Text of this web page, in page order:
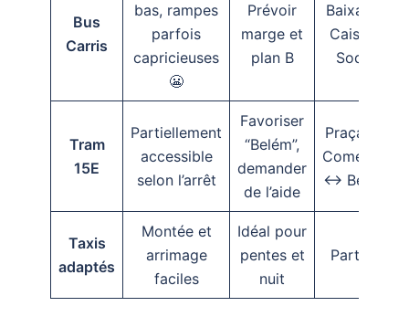
Bus
Carris
bas, rampes
parfois
capricieuses
😬
Prévoir
marge et
plan B
Baixa ↔
Cais do
Sodré
Tram
15E
Partiellement
accessible
selon l’arrêt
Favoriser
“Belém”,
demander
de l’aide
Praça do
Comércio
↔ Belém
Taxis
adaptés
Montée et
arrimage
faciles
Idéal pour
pentes et
nuit
Partout